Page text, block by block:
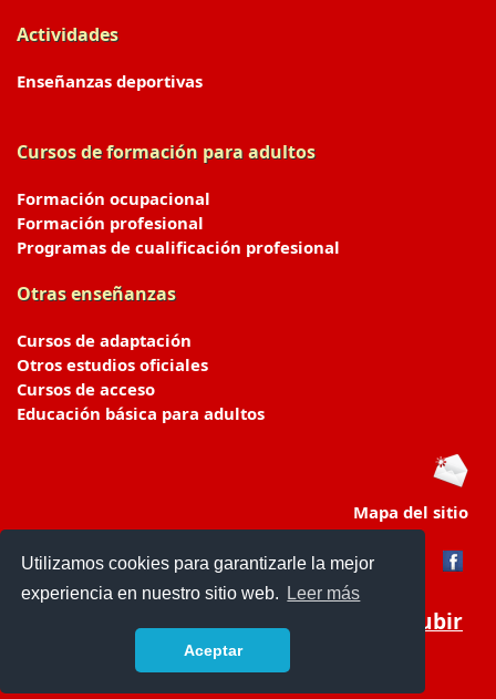
Utilizamos cookies para garantizarle la mejor
experiencia en nuestro sitio web.
Leer más
Aceptar
Actividades
Enseñanzas deportivas
Cursos de formación para adultos
Formación ocupacional
Formación profesional
Programas de cualificación profesional
Otras enseñanzas
Cursos de adaptación
Otros estudios oficiales
Cursos de acceso
Educación básica para adultos
Mapa del sitio
Subir